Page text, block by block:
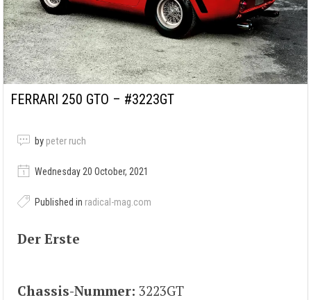
FERRARI 250 GTO – #3223GT
by peter ruch
Wednesday 20 October, 2021
Published in radical-mag.com
Der Erste
Chassis-Nummer: 3223GT